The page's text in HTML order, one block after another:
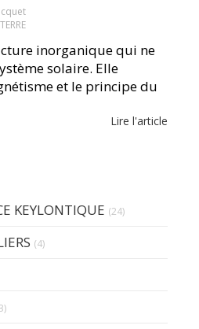
inorganique qui ne
solaire. Elle
et le principe du
Lire l'article
KEYLONTIQUE (24)
(4)